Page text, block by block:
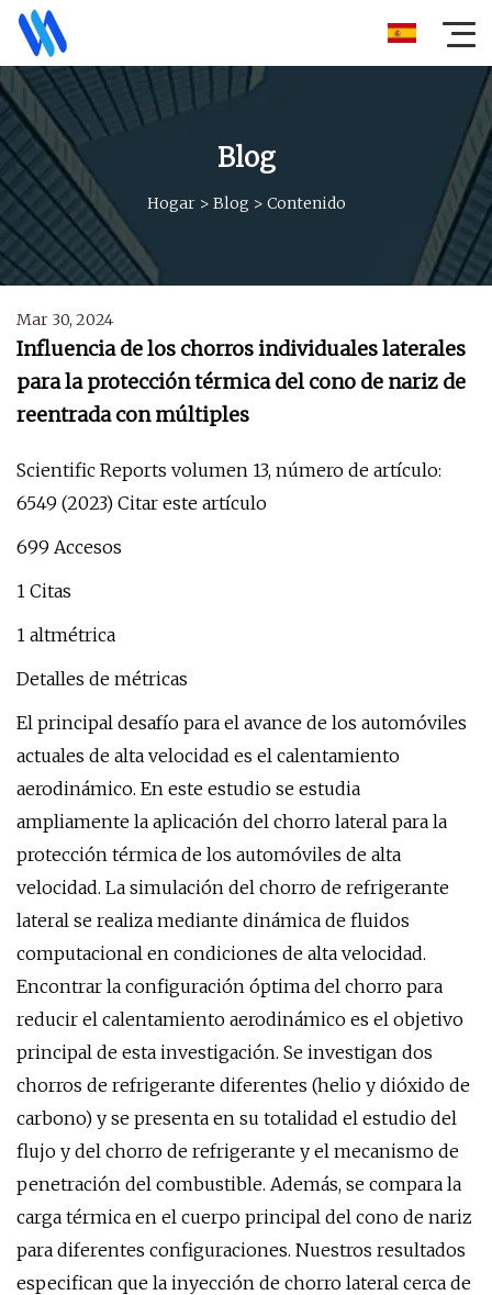
Blog
Hogar> Blog > Contenido
Mar 30, 2024
Influencia de los chorros individuales laterales
para la protección térmica del cono de nariz de
reentrada con múltiples
Scientific Reports volumen 13, número de artículo:
6549 (2023) Citar este artículo
699 Accesos
1 Citas
1 altmétrica
Detalles de métricas
El principal desafío para el avance de los automóviles
actuales de alta velocidad es el calentamiento
aerodinámico. En este estudio se estudia
ampliamente la aplicación del chorro lateral para la
protección térmica de los automóviles de alta
velocidad. La simulación del chorro de refrigerante
lateral se realiza mediante dinámica de fluidos
computacional en condiciones de alta velocidad.
Encontrar la configuración óptima del chorro para
reducir el calentamiento aerodinámico es el objetivo
principal de esta investigación. Se investigan dos
chorros de refrigerante diferentes (helio y dióxido de
carbono) y se presenta en su totalidad el estudio del
flujo y del chorro de refrigerante y el mecanismo de
penetración del combustible. Además, se compara la
carga térmica en el cuerpo principal del cono de nariz
para diferentes configuraciones. Nuestros resultados
especifican que la inyección de chorro lateral cerca de